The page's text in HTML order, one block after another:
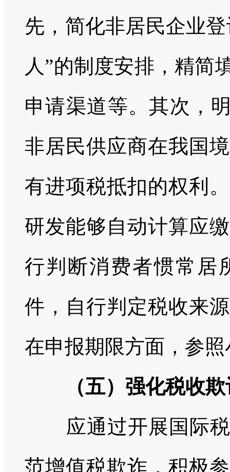
先，简化非居民企业
人”的制度安排，精简
申请渠道等。其次，
非居民供应商在我国
有进项税抵扣的权利
研发能够自动计算应
行判断消费者惯常居
件，自行判定税收来
在申报期限方面，参
（五）强化税收欺
应通过开展国际税
范增值税欺诈，积极